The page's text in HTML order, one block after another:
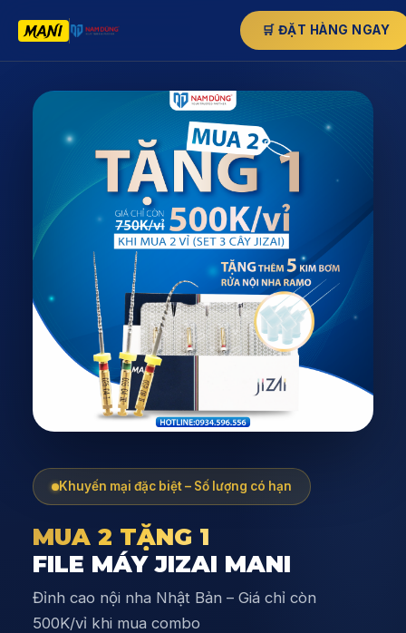
🛒 ĐẶT HÀNG NGAY
Khuyến mại đặc biệt – Số lượng có hạn
MUA 2 TẶNG 1
FILE MÁY JIZAI MANI
Đỉnh cao nội nha Nhật Bản – Giá chỉ còn
500K/vỉ khi mua combo